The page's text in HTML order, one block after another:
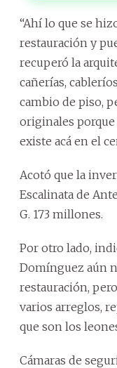
“Ahí lo que se
restauración y
recuperó la
cañerías,
cambio de piso,
originales
existe acá en el
Acotó que la
Escalinata de
G. 173 millones.
Por otro lado,
Domínguez aún
restauración,
varios arreglos,
que son los
Cámaras de